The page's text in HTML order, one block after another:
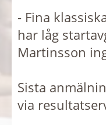
- Fina
har låg
Martinsson
Sista
via